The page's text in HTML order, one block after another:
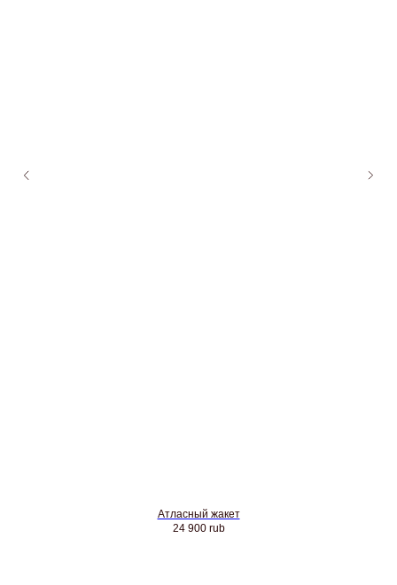
Атласный жакет
24 900 rub